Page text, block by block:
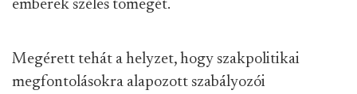
emberek széles tömegét.
Megérett tehát a helyzet, hogy szakpolitikai
megfontolásokra alapozott szabályozói